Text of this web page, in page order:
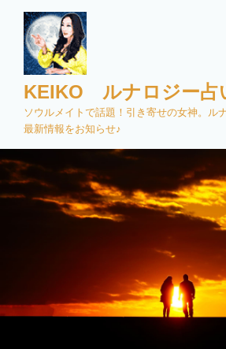
ッ
プ
KEIKO ルナロジー占
ソウルメイトで話題！引き寄せの女神。ル
最新情報をお知らせ♪